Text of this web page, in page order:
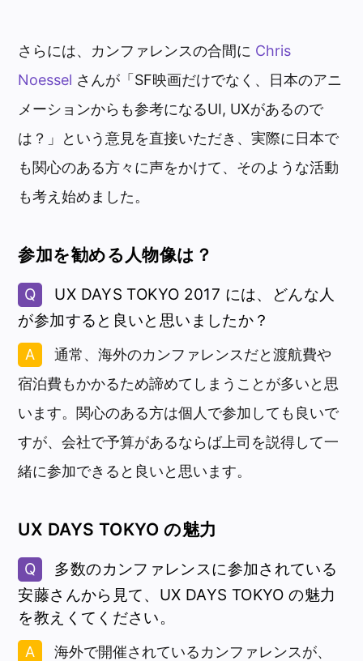
さらには、カンファレンスの合間に Chris
Noessel さんが「SF映画だけでなく、日本のアニ
メーションからも参考になるUI, UXがあるので
は？」という意見を直接いただき、実際に日本で
も関心のある方々に声をかけて、そのような活動
も考え始めました。
参加を勧める人物像は？
UX DAYS TOKYO 2017 には、どんな人
が参加すると良いと思いましたか？
通常、海外のカンファレンスだと渡航費や
宿泊費もかかるため諦めてしまうことが多いと思
います。関心のある方は個人で参加しても良いで
すが、会社で予算があるならば上司を説得して一
緒に参加できると良いと思います。
UX DAYS TOKYO の魅力
多数のカンファレンスに参加されている
安藤さんから見て、UX DAYS TOKYO の魅力
を教えくてください。
海外で開催されているカンファレンスが、